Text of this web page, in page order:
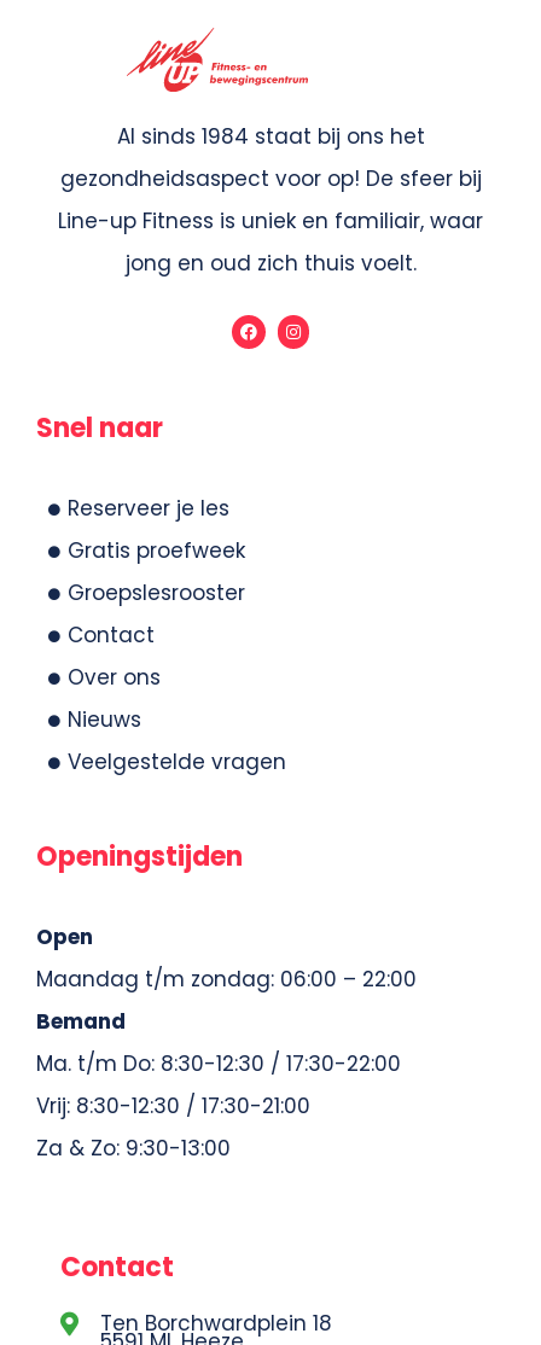
Al sinds 1984 staat bij ons het
gezondheidsaspect voor op! De sfeer bij
Line-up Fitness is uniek en familiair, waar
jong en oud zich thuis voelt.
Snel naar
Reserveer je les
Gratis proefweek
Groepslesrooster
Contact
Over ons
Nieuws
Veelgestelde vragen
Openingstijden
Open
Maandag t/m zondag: 06:00 – 22:00
Bemand
Ma. t/m Do: 8:30-12:30 / 17:30-22:00
Vrij: 8:30-12:30 / 17:30-21:00
Za & Zo: 9:30-13:00
Contact
Ten Borchwardplein 18